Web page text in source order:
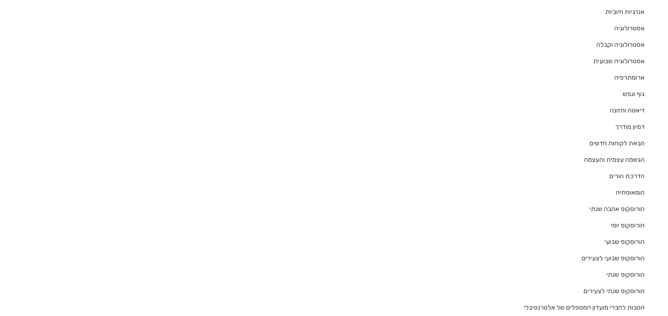
אנרגיות חיוביות
אסטרולוגיה
אסטרולוגיה וקבלה
אסטרולוגיה שבועית
ארומתרפיה
גוף ונפש
דיאטה ותזונה
דמיון מודרך
הבאת לקוחות חדשים
הגשמה עצמית והעצמה
הדרכת הורים
הומאופתיה
הורוסקופ אהבה שנתי
הורוסקופ יומי
הורוסקופ שבועי
הורוסקופ שבועי לצעירים
הורוסקופ שנתי
הורוסקופ שנתי לצעירים
הטבות לחברי מועדון המטפלים של אלטרנטיבלי